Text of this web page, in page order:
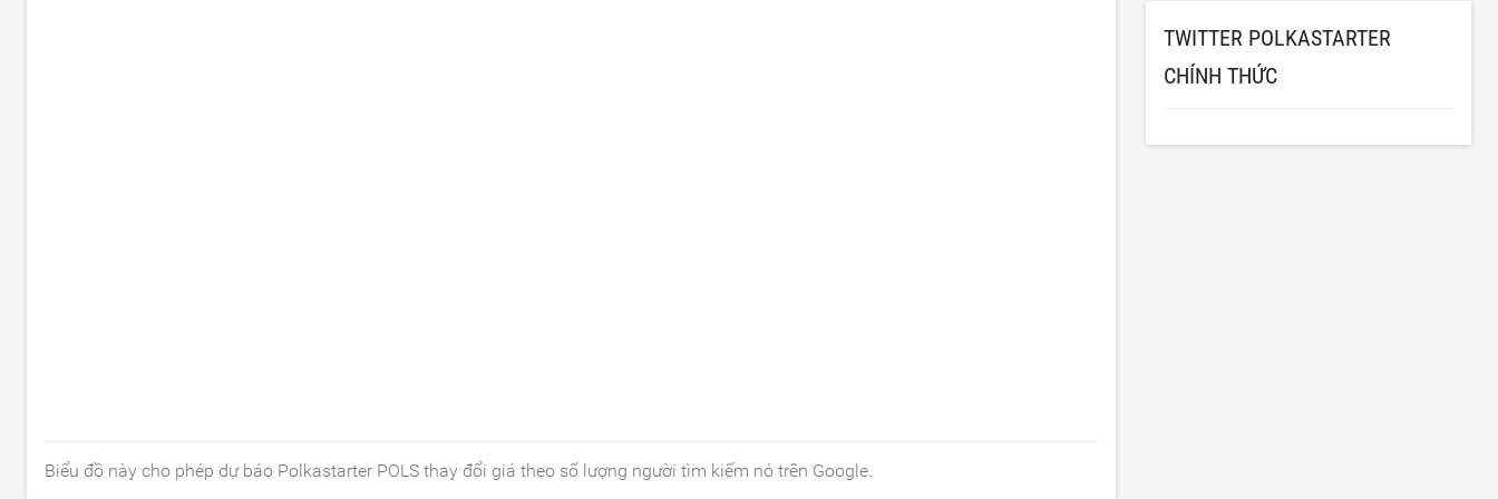
Biểu đồ này cho phép dự báo Polkastarter POLS thay đổi giá theo số lượng người tìm kiếm nó trên Google.
TWITTER POLKASTARTER
CHÍNH THỨC